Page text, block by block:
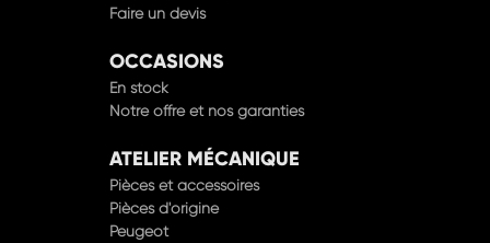
Faire un devis
OCCASIONS
En stock
Notre offre et nos garanties
ATELIER MÉCANIQUE
Pièces et accessoires
Pièces d'origine
Peugeot